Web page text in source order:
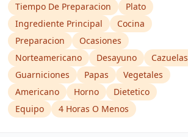
Tiempo De Preparacion
Plato
Ingrediente Principal
Cocina
Preparacion
Ocasiones
Norteamericano
Desayuno
Cazuelas
Guarniciones
Papas
Vegetales
Americano
Horno
Dietetico
Equipo
4 Horas O Menos